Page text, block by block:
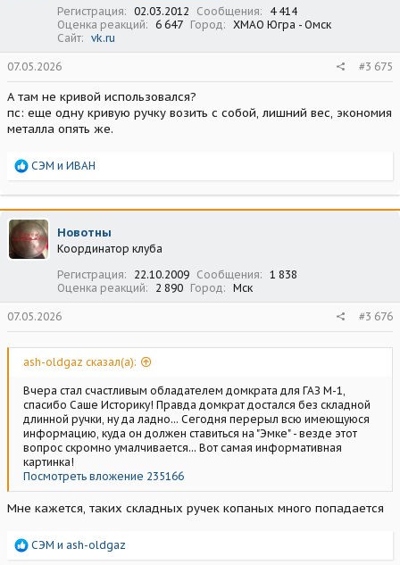
Регистрация 02.03.2012 Сообщения
4 414
Оценка реакций
6 647 Город
ХМАО Югра - Омск
Сайт
vk.ru
07.05.2026 #3 675
А там не кривой использовался?
пс: еще одну кривую ручку возить с собой, лишний вес, экономия
металла опять же.
Р
а
к
ц
и
и
СЭМ и ИВАН
Новотны
Координатор клуба
Регистрация
22.10.2009 Сообщения
1 838
Оценка реакций
2 890 Город Мск
07.05.2026 #3 676
ash-oldgaz сказал(а):
Вчера стал счастливым обладателем домкрата для ГАЗ М-1,
спасибо Саше Историку! Правда домкрат достался без складной
длинной ручки, ну да ладно... Сегодня перерыл всю имеющуюся
информацию, куда он должен ставиться на "Эмке" - везде этот
вопрос скромно умалчивается... Вот самая информативная
картинка!
Посмотреть вложение 235166
Мне кажется, таких складных ручек копаных много попадается
Р
СЭМ и ash-oldgaz